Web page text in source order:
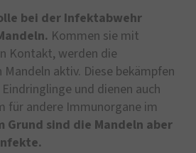
bei der Infektabwehr
Kommen sie mit
Kontakt, werden die
aktiv. Diese bekämpfen
und dienen auch
für andere Immunorgane im
Grund sind die Mandeln aber